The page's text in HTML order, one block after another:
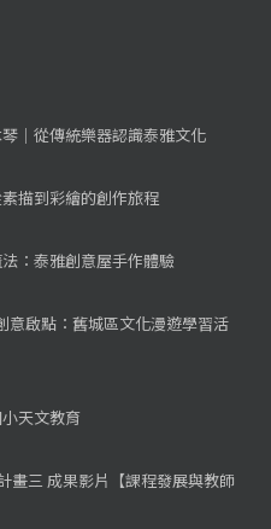
｜從傳統樂器認識泰雅文化
描到彩繪的創作旅程
：泰雅創意屋手作體驗
啟點：舊城區文化漫遊學習活
天文教育
畫三 成果影片【課程發展與教師